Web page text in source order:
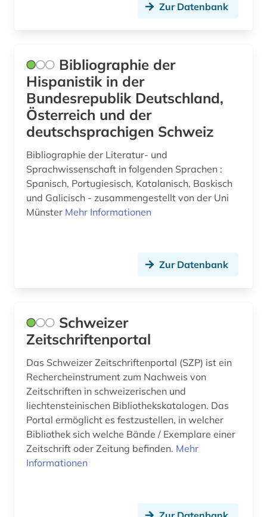
türkisch (1)
ukraine (1)
universität (1)
verwaltung (1)
verzeichnis (4)
werbewirtschaft (1)
west africa (1)
wirtschaft (1)
wirtschaftsentwicklung (1)
wirtschaftssystem (1)
wirtschaftstheorie (1)
Zur Datenbank
Bibliographie der
Hispanistik in der
Bundesrepublik Deutschland,
Österreich und der
deutschsprachigen Schweiz
Bibliographie der Literatur- und
Sprachwissenschaft in folgenden Sprachen :
Spanisch, Portugiesisch, Katalanisch, Baskisch
und Galicisch - zusammengestellt von der Uni
Münster Mehr Informationen
Zur Datenbank
Schweizer
Zeitschriftenportal
Das Schweizer Zeitschriftenportal (SZP) ist ein
Rechercheinstrument zum Nachweis von
Zeitschriften in schweizerischen und
liechtensteinischen Bibliothekskatalogen. Das
Portal ermöglicht es festzustellen, in welcher
Bibliothek sich welche Bände / Exemplare einer
Zeitschrift oder Zeitung befinden. Mehr
Informationen